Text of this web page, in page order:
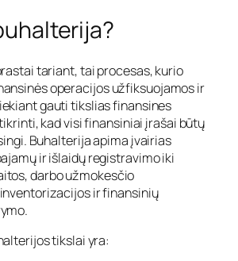
tariant, tai procesas, kurio
operacijos užfiksuojamos ir
gauti tikslias finansines
kad visi finansiniai įrašai būtų
Buhalterija apima įvairias
ir išlaidų registravimo iki
darbo užmokesčio
ir finansinių
tikslai yra: